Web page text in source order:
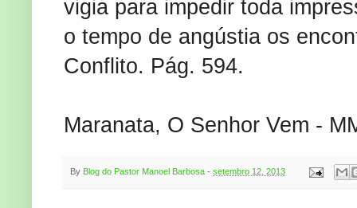
vigia para impedir toda
o tempo de angústia os
Conflito. Pág. 594.
Maranata, O Senhor Vem -
By Blog do Pastor Manoel Barbosa - setembro 12, 2013